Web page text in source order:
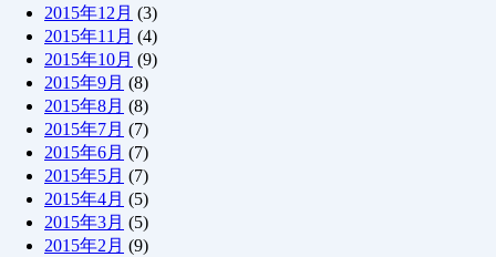
2015年12月 (3)
2015年11月 (4)
2015年10月 (9)
2015年9月 (8)
2015年8月 (8)
2015年7月 (7)
2015年6月 (7)
2015年5月 (7)
2015年4月 (5)
2015年3月 (5)
2015年2月 (9)